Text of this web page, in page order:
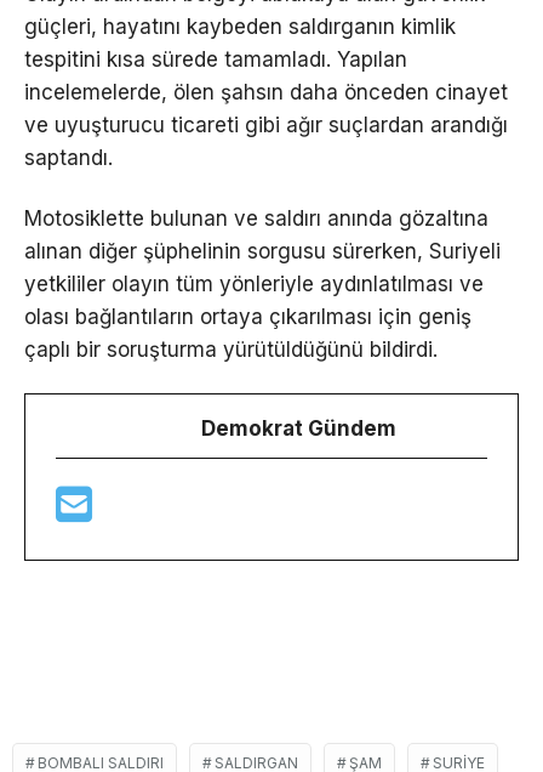
güçleri, hayatını kaybeden saldırganın kimlik
tespitini kısa sürede tamamladı. Yapılan
incelemelerde, ölen şahsın daha önceden cinayet
ve uyuşturucu ticareti gibi ağır suçlardan arandığı
saptandı.
Motosiklette bulunan ve saldırı anında gözaltına
alınan diğer şüphelinin sorgusu sürerken, Suriyeli
yetkililer olayın tüm yönleriyle aydınlatılması ve
olası bağlantıların ortaya çıkarılması için geniş
çaplı bir soruşturma yürütüldüğünü bildirdi.
Demokrat Gündem
BOMBALI SALDIRI SALDIRGAN ŞAM SURIYE